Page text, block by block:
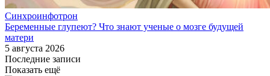
Синхроинфотрон
Беременные глупеют? Что знают ученые о мозге будущей
матери
5 августа 2026
Последние записи
Показать ещё